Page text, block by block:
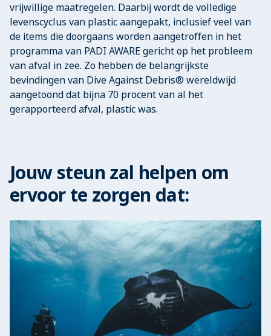
vrijwillige maatregelen. Daarbij wordt de volledige
levenscyclus van plastic aangepakt, inclusief veel van
de items die doorgaans worden aangetroffen in het
programma van PADI AWARE gericht op het probleem
van afval in zee. Zo hebben de belangrijkste
bevindingen van Dive Against Debris® wereldwijd
aangetoond dat bijna 70 procent van al het
gerapporteerd afval, plastic was.
Jouw steun zal helpen om
ervoor te zorgen dat: